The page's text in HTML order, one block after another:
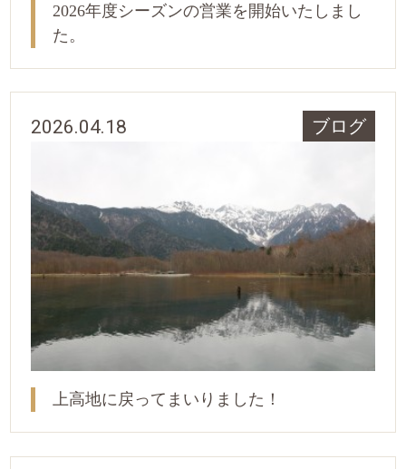
2026年度シーズンの営業を開始いたしまし
た。
2026.04.18 ブログ
上高地に戻ってまいりました！